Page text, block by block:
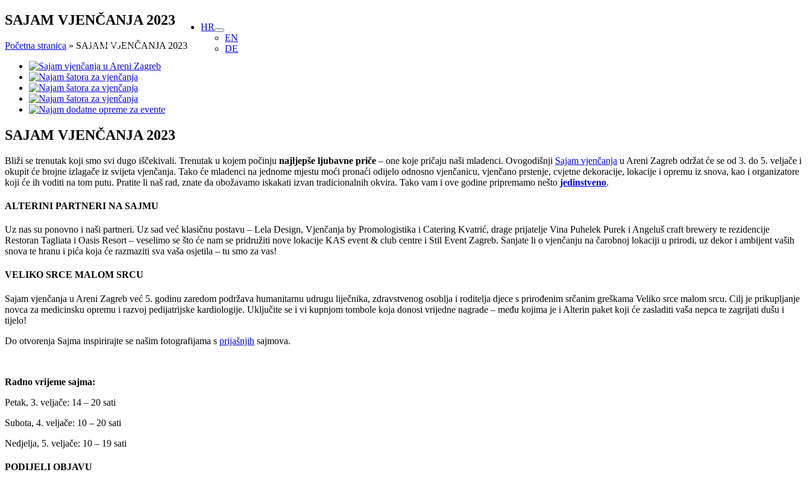
Skip
to
HR
EN
DE
SAJAM VJENČANJA 2023
Početna stranica » SAJAM VJENČANJA 2023
View
Larger
Image
SAJAM VJENČANJA 2023
Bliži se trenutak koji smo svi dugo iščekivali. Trenutak u kojem počinju najljepše ljubavne priče – one koje pričaju naši mladenci. Ovogodišnji Sajam vjenčanja u Areni Zagreb održat će se od 3. do 5. veljače i
okupit će brojne izlagače iz svijeta vjenčanja. Tako će mladenci na jednome mjestu moći pronaći odijelo odnosno vjenčanicu, vjenčano prstenje, cvjetne dekoracije, lokacije i opremu iz snova, kao i organizatore
koji će ih voditi na tom putu. Pratite li naš rad, znate da obožavamo iskakati izvan tradicionalnih okvira. Tako vam i ove godine pripremamo nešto jedinstveno.
ALTERINI PARTNERI NA SAJMU
Uz nas su ponovno i naši partneri. Uz sad već klasičnu postavu – Lela Design, Vjenčanja by Promologistika i Catering Kvatrić, drage prijatelje Vina Puhelek Purek i Angeluš craft brewery te rezidencije
Restoran Tagliata i Oasis Resort – veselimo se što će nam se pridružiti nove lokacije KAS event & club centre i Stil Event Zagreb. Sanjate li o vjenčanju na čarobnoj lokaciji u prirodi, uz dekor i ambijent vaših
snova te hranu i pića koja će razmaziti sva vaša osjetila – tu smo za vas!
VELIKO SRCE MALOM SRCU
Sajam vjenčanja u Areni Zagreb već 5. godinu zaredom podržava humanitarnu udrugu liječnika, zdravstvenog osoblja i roditelja djece s prirođenim srčanim greškama Veliko srce malom srcu. Cilj je prikupljanje
novca za medicinsku opremu i razvoj pedijatrijske kardiologije. Uključite se i vi kupnjom tombole koja donosi vrijedne nagrade – među kojima je i Alterin paket koji će zasladiti vaša nepca te zagrijati dušu i
tijelo!
Do otvorenja Sajma inspirirajte se našim fotografijama s prijašnjih sajmova.
Radno vrijeme sajma:
Petak, 3. veljače: 14 – 20 sati
Subota, 4. veljače: 10 – 20 sati
Nedjelja, 5. veljače: 10 – 19 sati
PODIJELI OBJAVU